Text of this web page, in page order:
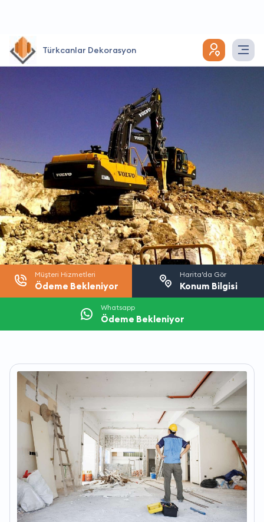
Türkcanlar Dekorasyon
Müşteri Hizmetleri
Ödeme Bekleniyor
Harita’da Gör
Konum Bilgisi
Whatsapp
Ödeme Bekleniyor